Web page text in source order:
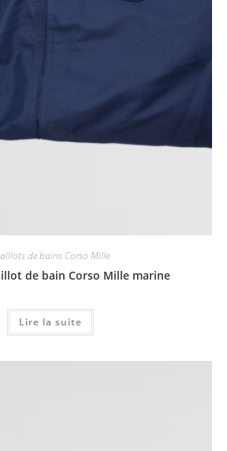
de bains Corso Mille
de bain Corso Mille marine
Lire la suite